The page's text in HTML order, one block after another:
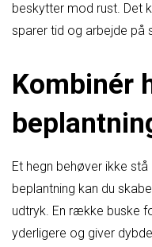
beskytter mod rust. Det
sparer tid og arbejde på
Kombinér
Et hegn behøver ikke
beplantning kan du
udtryk. En række buske
yderligere og giver